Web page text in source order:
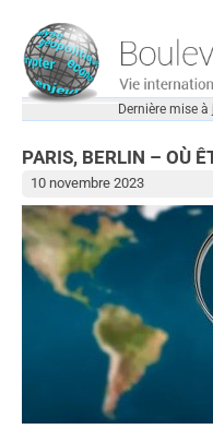
Dernière mise
PARIS, BERLIN – OÙ
10 novembre 2023